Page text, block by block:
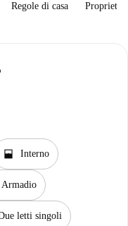
Regole di casa
window_open Interno
Armadio
letti singoli